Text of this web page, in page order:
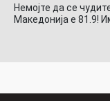
Немојте да се
Македонија е 81.9!